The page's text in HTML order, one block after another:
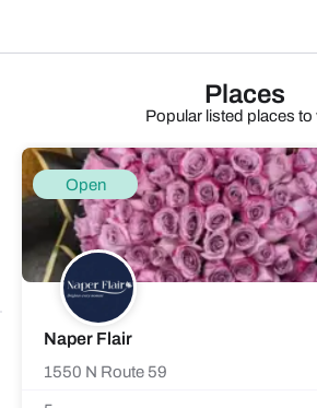
Places
Popular listed places to
Open
Naper Flair
1550 N Route 59